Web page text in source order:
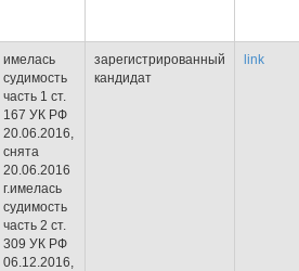
имелась
судимость
часть 1 ст.
167 УК РФ
20.06.2016,
снята
20.06.2016
г.имелась
судимость
часть 2 ст.
309 УК РФ
06.12.2016,
зарегистрированный
кандидат
link